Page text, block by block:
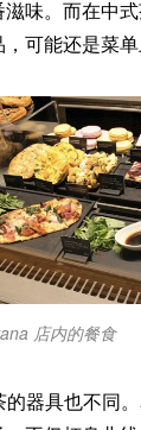
味。而在中式
可能还是菜单
店内的餐食
器具也不同